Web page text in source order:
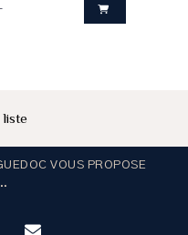
liste
VOUS PROPOSE